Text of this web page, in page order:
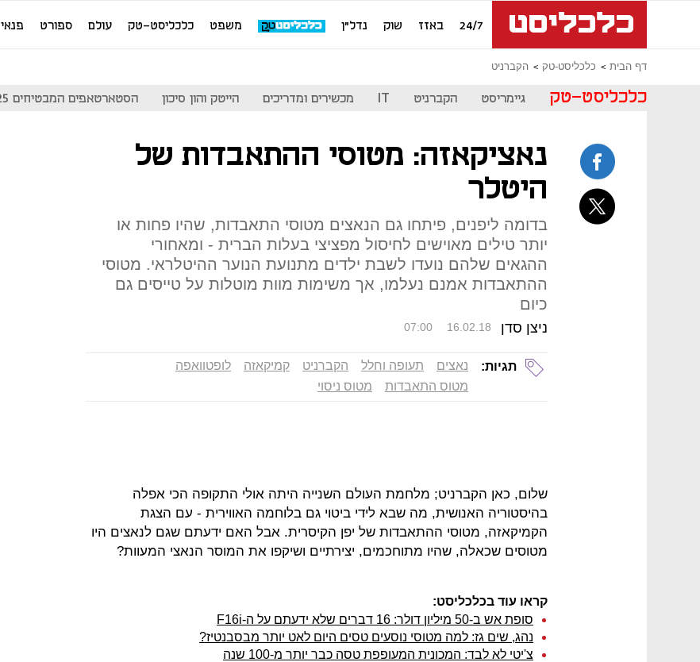
24/7 באזז שוק נדל"ן משפט כלכליסט-טק עולם ספורט פנאי
דף הבית כלכליסט-טק הקברניט
כלכליסט-טק גיימריסט הקברניט IT מכשירים ומדריכים הייטק והון סיכון הסטארטאפים המבטיחים 25
נאציקאזה: מטוסי ההתאבדות של
היטלר
בדומה ליפנים, פיתחו גם הנאצים מטוסי התאבדות, שהיו פחות או
יותר טילים מאוישים לחיסול מפציצי בעלות הברית - ומאחורי
ההגאים שלהם נועדו לשבת ילדים מתנועת הנוער ההיטלראי. מטוסי
ההתאבדות אמנם נעלמו, אך משימות מוות מוטלות על טייסים גם
כיום
ניצן סדן 07:00 16.02.18
תגיות: נאצים תעופה וחלל הקברניט קמיקאזה
לופטוואפה
מטוס התאבדות
מטוס ניסוי
שלום, כאן הקברניט; מלחמת העולם השנייה היתה אולי התקופה הכי אפלה
בהיסטוריה האנושית, מה שבא לידי ביטוי גם בלוחמה האווירית - עם הצגת
הקמיקאזה, מטוסי ההתאבדות של יפן הקיסרית. אבל האם ידעתם שגם לנאצים היו
מטוסים שכאלה, שהיו מתוחכמים, יצירתיים ושיקפו את המוסר הנאצי המעוות?
קראו עוד בכלכליסט:
סופת אש ב-50 מיליון דולר: 16 דברים שלא ידעתם על ה-F16i
נהג, שים גז: למה מטוסי נוסעים טסים היום לאט יותר מבסבנטיז?
צ'יטי לא לבד: המכונית המעופפת טסה כבר יותר מ-100 שנה